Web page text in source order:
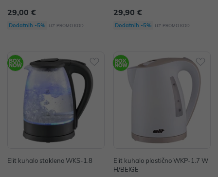
29,00 €
Dodatnih -5% uz PROMO KOD
29,90 €
Dodatnih -5% uz PROMO KOD
Elit kuhalo stakleno WKS-1.8
Elit kuhalo plastično WKP-1.7 W
H/BEIGE